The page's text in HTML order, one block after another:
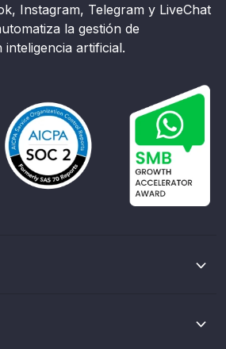
Instagram, Telegram y LiveChat
la gestión de
artificial.